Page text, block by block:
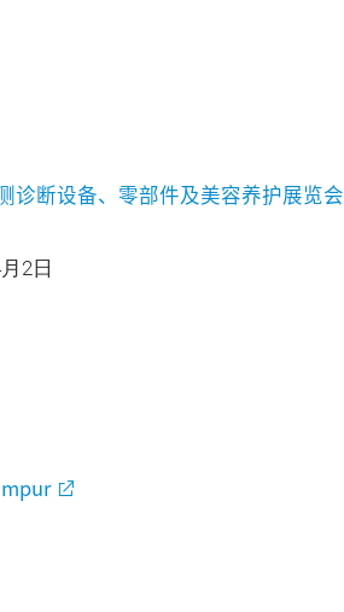
诊断设备、零部件及美容养护展览会
2日